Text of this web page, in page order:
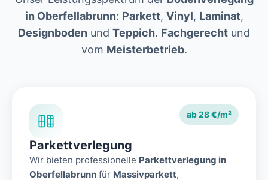
in Oberfellabrunn: Parkett, Vinyl, Laminat,
Designboden und Teppich. Fachgerecht und
vom Meisterbetrieb.
ab 28 €/m²
Parkettverlegung
Wir bieten professionelle Parkettverlegung in
Oberfellabrunn für Massivparkett,